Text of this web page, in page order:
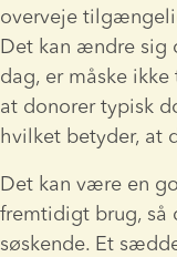
overveje
Det kan ændre sig
dag, er måske
at donorer typisk
hvilket betyder, at
Det kan være en
fremtidigt brug, så
søskende. Et